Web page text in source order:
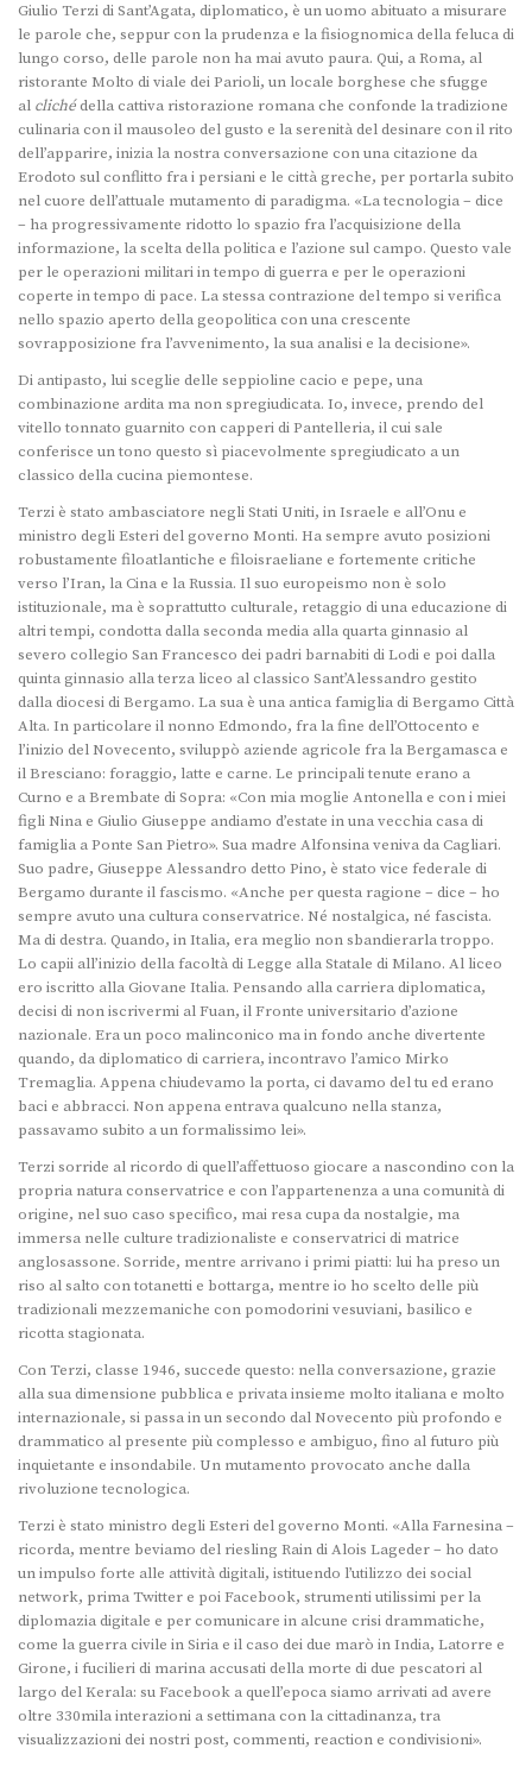
Giulio Terzi di Sant’Agata, diplomatico, è un uomo abituato a misurare
le parole che, seppur con la prudenza e la fisiognomica della feluca di
lungo corso, delle parole non ha mai avuto paura. Qui, a Roma, al
ristorante Molto di viale dei Parioli, un locale borghese che sfugge
al clichédella cattiva ristorazione romana che confonde la tradizione
culinaria con il mausoleo del gusto e la serenità del desinare con il rito
dell’apparire, inizia la nostra conversazione con una citazione da
Erodoto sul conflitto fra i persiani e le città greche, per portarla subito
nel cuore dell’attuale mutamento di paradigma. «La tecnologia – dice
– ha progressivamente ridotto lo spazio fra l’acquisizione della
informazione, la scelta della politica e l’azione sul campo. Questo vale
per le operazioni militari in tempo di guerra e per le operazioni
coperte in tempo di pace. La stessa contrazione del tempo si verifica
nello spazio aperto della geopolitica con una crescente
sovrapposizione fra l’avvenimento, la sua analisi e la decisione».
Di antipasto, lui sceglie delle seppioline cacio e pepe, una
combinazione ardita ma non spregiudicata. Io, invece, prendo del
vitello tonnato guarnito con capperi di Pantelleria, il cui sale
conferisce un tono questo sì piacevolmente spregiudicato a un
classico della cucina piemontese.
Terzi è stato ambasciatore negli Stati Uniti, in Israele e all’Onu e
ministro degli Esteri del governo Monti. Ha sempre avuto posizioni
robustamente filoatlantiche e filoisraeliane e fortemente critiche
verso l’Iran, la Cina e la Russia. Il suo europeismo non è solo
istituzionale, ma è soprattutto culturale, retaggio di una educazione di
altri tempi, condotta dalla seconda media alla quarta ginnasio al
severo collegio San Francesco dei padri barnabiti di Lodi e poi dalla
quinta ginnasio alla terza liceo al classico Sant’Alessandro gestito
dalla diocesi di Bergamo. La sua è una antica famiglia di Bergamo Città
Alta. In particolare il nonno Edmondo, fra la fine dell’Ottocento e
l’inizio del Novecento, sviluppò aziende agricole fra la Bergamasca e
il Bresciano: foraggio, latte e carne. Le principali tenute erano a
Curno e a Brembate di Sopra: «Con mia moglie Antonella e con i miei
figli Nina e Giulio Giuseppe andiamo d’estate in una vecchia casa di
famiglia a Ponte San Pietro». Sua madre Alfonsina veniva da Cagliari.
Suo padre, Giuseppe Alessandro detto Pino, è stato vice federale di
Bergamo durante il fascismo. «Anche per questa ragione – dice – ho
sempre avuto una cultura conservatrice. Né nostalgica, né fascista.
Ma di destra. Quando, in Italia, era meglio non sbandierarla troppo.
Lo capii all’inizio della facoltà di Legge alla Statale di Milano. Al liceo
ero iscritto alla Giovane Italia. Pensando alla carriera diplomatica,
decisi di non iscrivermi al Fuan, il Fronte universitario d’azione
nazionale. Era un poco malinconico ma in fondo anche divertente
quando, da diplomatico di carriera, incontravo l’amico Mirko
Tremaglia. Appena chiudevamo la porta, ci davamo del tu ed erano
baci e abbracci. Non appena entrava qualcuno nella stanza,
passavamo subito a un formalissimo lei».
Terzi sorride al ricordo di quell’affettuoso giocare a nascondino con la
propria natura conservatrice e con l’appartenenza a una comunità di
origine, nel suo caso specifico, mai resa cupa da nostalgie, ma
immersa nelle culture tradizionaliste e conservatrici di matrice
anglosassone. Sorride, mentre arrivano i primi piatti: lui ha preso un
riso al salto con totanetti e bottarga, mentre io ho scelto delle più
tradizionali mezzemaniche con pomodorini vesuviani, basilico e
ricotta stagionata.
Con Terzi, classe 1946, succede questo: nella conversazione, grazie
alla sua dimensione pubblica e privata insieme molto italiana e molto
internazionale, si passa in un secondo dal Novecento più profondo e
drammatico al presente più complesso e ambiguo, fino al futuro più
inquietante e insondabile. Un mutamento provocato anche dalla
rivoluzione tecnologica.
Terzi è stato ministro degli Esteri del governo Monti. «Alla Farnesina –
ricorda, mentre beviamo del riesling Rain di Alois Lageder – ho dato
un impulso forte alle attività digitali, istituendo l’utilizzo dei social
network, prima Twitter e poi Facebook, strumenti utilissimi per la
diplomazia digitale e per comunicare in alcune crisi drammatiche,
come la guerra civile in Siria e il caso dei due marò in India, Latorre e
Girone, i fucilieri di marina accusati della morte di due pescatori al
largo del Kerala: su Facebook a quell’epoca siamo arrivati ad avere
oltre 330mila interazioni a settimana con la cittadinanza, tra
visualizzazioni dei nostri post, commenti, reaction e condivisioni».